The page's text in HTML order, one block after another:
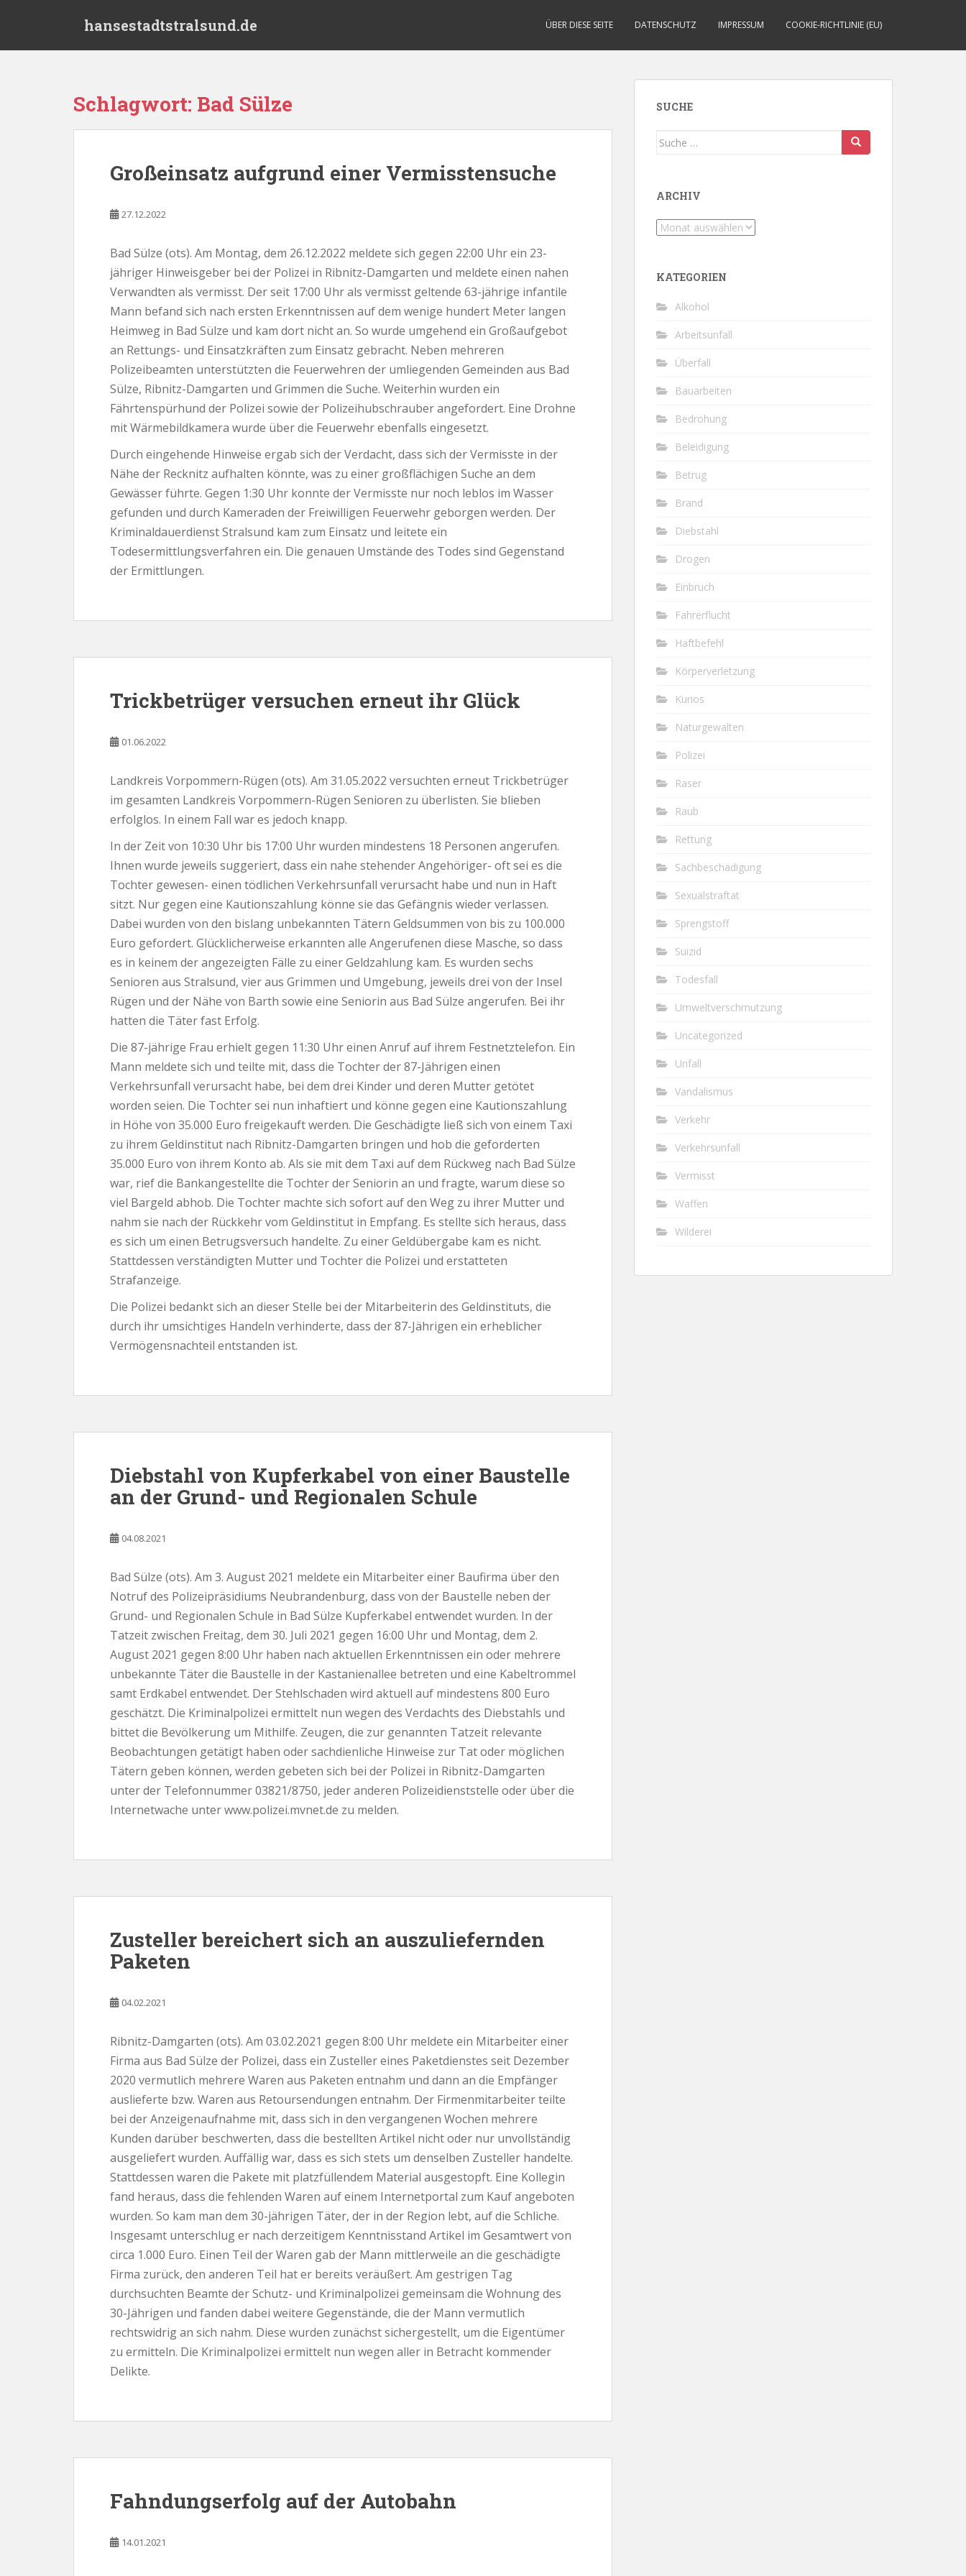
hansestadtstralsund.de ÜBER DIESE SEITE DATENSCHUTZ IMPRESSUM COOKIE-RICHTLINIE (EU)
Schlagwort: Bad Sülze
Großeinsatz aufgrund einer Vermisstensuche
27.12.2022
Bad Sülze (ots). Am Montag, dem 26.12.2022 meldete sich gegen 22:00 Uhr ein 23-
jähriger Hinweisgeber bei der Polizei in Ribnitz-Damgarten und meldete einen nahen
Verwandten als vermisst. Der seit 17:00 Uhr als vermisst geltende 63-jährige infantile
Mann befand sich nach ersten Erkenntnissen auf dem wenige hundert Meter langen
Heimweg in Bad Sülze und kam dort nicht an. So wurde umgehend ein Großaufgebot
an Rettungs- und Einsatzkräften zum Einsatz gebracht. Neben mehreren
Polizeibeamten unterstützten die Feuerwehren der umliegenden Gemeinden aus Bad
Sülze, Ribnitz-Damgarten und Grimmen die Suche. Weiterhin wurden ein
Fährtenspürhund der Polizei sowie der Polizeihubschrauber angefordert. Eine Drohne
mit Wärmebildkamera wurde über die Feuerwehr ebenfalls eingesetzt.
Durch eingehende Hinweise ergab sich der Verdacht, dass sich der Vermisste in der
Nähe der Recknitz aufhalten könnte, was zu einer großflächigen Suche an dem
Gewässer führte. Gegen 1:30 Uhr konnte der Vermisste nur noch leblos im Wasser
gefunden und durch Kameraden der Freiwilligen Feuerwehr geborgen werden. Der
Kriminaldauerdienst Stralsund kam zum Einsatz und leitete ein
Todesermittlungsverfahren ein. Die genauen Umstände des Todes sind Gegenstand
der Ermittlungen.
Trickbetrüger versuchen erneut ihr Glück
01.06.2022
Landkreis Vorpommern-Rügen (ots). Am 31.05.2022 versuchten erneut Trickbetrüger
im gesamten Landkreis Vorpommern-Rügen Senioren zu überlisten. Sie blieben
erfolglos. In einem Fall war es jedoch knapp.
In der Zeit von 10:30 Uhr bis 17:00 Uhr wurden mindestens 18 Personen angerufen.
Ihnen wurde jeweils suggeriert, dass ein nahe stehender Angehöriger- oft sei es die
Tochter gewesen- einen tödlichen Verkehrsunfall verursacht habe und nun in Haft
sitzt. Nur gegen eine Kautionszahlung könne sie das Gefängnis wieder verlassen.
Dabei wurden von den bislang unbekannten Tätern Geldsummen von bis zu 100.000
Euro gefordert. Glücklicherweise erkannten alle Angerufenen diese Masche, so dass
es in keinem der angezeigten Fälle zu einer Geldzahlung kam. Es wurden sechs
Senioren aus Stralsund, vier aus Grimmen und Umgebung, jeweils drei von der Insel
Rügen und der Nähe von Barth sowie eine Seniorin aus Bad Sülze angerufen. Bei ihr
hatten die Täter fast Erfolg.
Die 87-jährige Frau erhielt gegen 11:30 Uhr einen Anruf auf ihrem Festnetztelefon. Ein
Mann meldete sich und teilte mit, dass die Tochter der 87-Jährigen einen
Verkehrsunfall verursacht habe, bei dem drei Kinder und deren Mutter getötet
worden seien. Die Tochter sei nun inhaftiert und könne gegen eine Kautionszahlung
in Höhe von 35.000 Euro freigekauft werden. Die Geschädigte ließ sich von einem Taxi
zu ihrem Geldinstitut nach Ribnitz-Damgarten bringen und hob die geforderten
35.000 Euro von ihrem Konto ab. Als sie mit dem Taxi auf dem Rückweg nach Bad Sülze
war, rief die Bankangestellte die Tochter der Seniorin an und fragte, warum diese so
viel Bargeld abhob. Die Tochter machte sich sofort auf den Weg zu ihrer Mutter und
nahm sie nach der Rückkehr vom Geldinstitut in Empfang. Es stellte sich heraus, dass
es sich um einen Betrugsversuch handelte. Zu einer Geldübergabe kam es nicht.
Stattdessen verständigten Mutter und Tochter die Polizei und erstatteten
Strafanzeige.
Die Polizei bedankt sich an dieser Stelle bei der Mitarbeiterin des Geldinstituts, die
durch ihr umsichtiges Handeln verhinderte, dass der 87-Jährigen ein erheblicher
Vermögensnachteil entstanden ist.
Diebstahl von Kupferkabel von einer Baustelle
an der Grund- und Regionalen Schule
04.08.2021
Bad Sülze (ots). Am 3. August 2021 meldete ein Mitarbeiter einer Baufirma über den
Notruf des Polizeipräsidiums Neubrandenburg, dass von der Baustelle neben der
Grund- und Regionalen Schule in Bad Sülze Kupferkabel entwendet wurden. In der
Tatzeit zwischen Freitag, dem 30. Juli 2021 gegen 16:00 Uhr und Montag, dem 2.
August 2021 gegen 8:00 Uhr haben nach aktuellen Erkenntnissen ein oder mehrere
unbekannte Täter die Baustelle in der Kastanienallee betreten und eine Kabeltrommel
samt Erdkabel entwendet. Der Stehlschaden wird aktuell auf mindestens 800 Euro
geschätzt. Die Kriminalpolizei ermittelt nun wegen des Verdachts des Diebstahls und
bittet die Bevölkerung um Mithilfe. Zeugen, die zur genannten Tatzeit relevante
Beobachtungen getätigt haben oder sachdienliche Hinweise zur Tat oder möglichen
Tätern geben können, werden gebeten sich bei der Polizei in Ribnitz-Damgarten
unter der Telefonnummer 03821/8750, jeder anderen Polizeidienststelle oder über die
Internetwache unter www.polizei.mvnet.de zu melden.
Zusteller bereichert sich an auszuliefernden
Paketen
04.02.2021
Ribnitz-Damgarten (ots). Am 03.02.2021 gegen 8:00 Uhr meldete ein Mitarbeiter einer
Firma aus Bad Sülze der Polizei, dass ein Zusteller eines Paketdienstes seit Dezember
2020 vermutlich mehrere Waren aus Paketen entnahm und dann an die Empfänger
auslieferte bzw. Waren aus Retoursendungen entnahm. Der Firmenmitarbeiter teilte
bei der Anzeigenaufnahme mit, dass sich in den vergangenen Wochen mehrere
Kunden darüber beschwerten, dass die bestellten Artikel nicht oder nur unvollständig
ausgeliefert wurden. Auffällig war, dass es sich stets um denselben Zusteller handelte.
Stattdessen waren die Pakete mit platzfüllendem Material ausgestopft. Eine Kollegin
fand heraus, dass die fehlenden Waren auf einem Internetportal zum Kauf angeboten
wurden. So kam man dem 30-jährigen Täter, der in der Region lebt, auf die Schliche.
Insgesamt unterschlug er nach derzeitigem Kenntnisstand Artikel im Gesamtwert von
circa 1.000 Euro. Einen Teil der Waren gab der Mann mittlerweile an die geschädigte
Firma zurück, den anderen Teil hat er bereits veräußert. Am gestrigen Tag
durchsuchten Beamte der Schutz- und Kriminalpolizei gemeinsam die Wohnung des
30-Jährigen und fanden dabei weitere Gegenstände, die der Mann vermutlich
rechtswidrig an sich nahm. Diese wurden zunächst sichergestellt, um die Eigentümer
zu ermitteln. Die Kriminalpolizei ermittelt nun wegen aller in Betracht kommender
Delikte.
Fahndungserfolg auf der Autobahn
14.01.2021
SUCHE
Suche
ARCHIV
Archiv
KATEGORIEN
Alkohol
Arbeitsunfall
Überfall
Bauarbeiten
Bedrohung
Beleidigung
Betrug
Brand
Diebstahl
Drogen
Einbruch
Fahrerflucht
Haftbefehl
Körperverletzung
Kurios
Naturgewalten
Polizei
Raser
Raub
Rettung
Sachbeschädigung
Sexualstraftat
Sprengstoff
Suizid
Todesfall
Umweltverschmutzung
Uncategorized
Unfall
Vandalismus
Verkehr
Verkehrsunfall
Vermisst
Waffen
Wilderei